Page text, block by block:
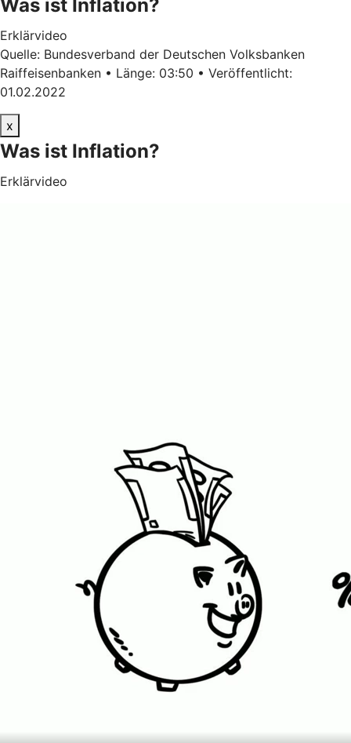
Was ist Inflation?
Erklärvideo
Quelle: Bundesverband der Deutschen Volksbanken
Raiffeisenbanken • Länge: 03:50 • Veröffentlicht:
01.02.2022
x
Was ist Inflation?
Erklärvideo